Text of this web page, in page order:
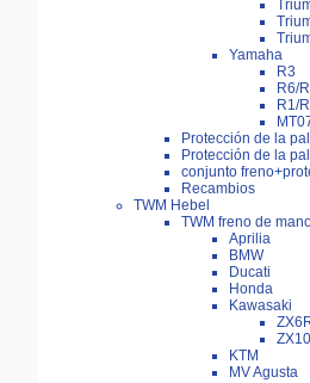
Yamaha
R3
R6/
R1/
Protección de la
Protección de la
conjunto
Recambios
TWM Hebel
TWM freno de
Aprilia
BMW
Ducati
Honda
Kawasaki
KTM
MV Agusta